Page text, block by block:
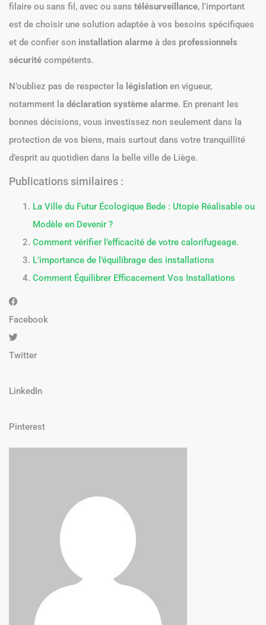
filaire ou sans fil, avec ou sans télésurveillance, l’important
est de choisir une solution adaptée à vos besoins spécifiques
et de confier son installation alarme à des professionnels
sécurité compétents.
N’oubliez pas de respecter la législation en vigueur,
notamment la déclaration système alarme. En prenant les
bonnes décisions, vous investissez non seulement dans la
protection de vos biens, mais surtout dans votre tranquillité
d’esprit au quotidien dans la belle ville de Liège.
Publications similaires :
La Ville du Futur Écologique Bede : Utopie Réalisable ou
Modèle en Devenir ?
Comment vérifier l’efficacité de votre calorifugeage.
L’importance de l’équilibrage des installations
Comment Équilibrer Efficacement Vos Installations
Facebook
Twitter
LinkedIn
Pinterest